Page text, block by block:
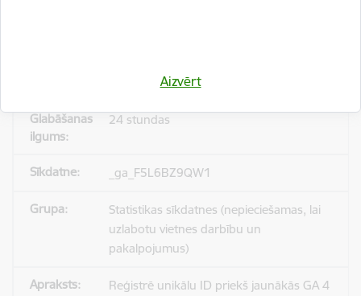
Aizvērt
apmeklētājs izmanto vietni.
24 stundas
_ga_F5L6BZ9QW1
Statistikas sīkdatnes (nepieciešamas, lai
uzlabotu vietnes darbību un
pakalpojumus)
Reģistrē unikālu ID priekš jaunākās GA 4